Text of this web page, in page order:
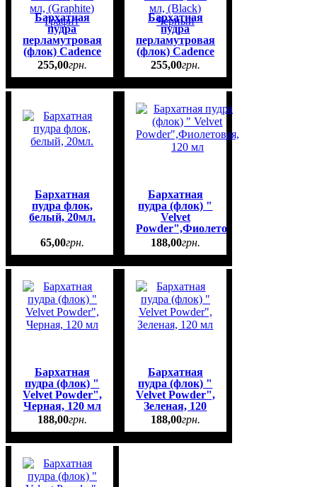
Бархатная
пудра
перламутровая
(флок) Cadence
Velvet Powder
Shimmer, 120
255,00грн.
Бархатная
пудра
перламутровая
(флок) Cadence
Velvet Powder
Shimmer, 120
255,00грн.
Бархатная
пудра флок,
белый, 20мл.
65,00грн.
Бархатная
пудра (флок) "
Velvet
Powder",Фиолетовая,
120 мл
188,00грн.
Бархатная
пудра (флок) "
Velvet Powder",
Черная, 120 мл
188,00грн.
Бархатная
пудра (флок) "
Velvet Powder",
Зеленая, 120
мл
188,00грн.